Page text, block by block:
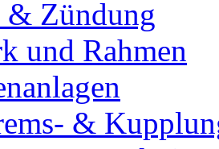
Zündung
und Rahmen
&